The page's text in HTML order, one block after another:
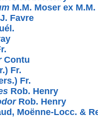
M.M. Moser ex
J. Favre
Contu
Fr.
Fr.
Rob. Henry
Rob. Henry
Moënne-Locc. &